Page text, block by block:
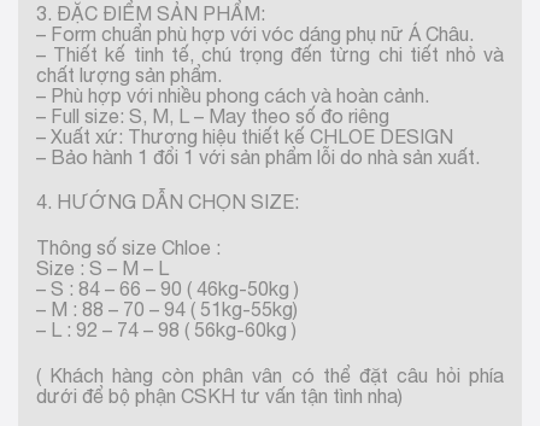
3. ĐẶC ĐIỂM SẢN PHẨM:
– Form chuẩn phù hợp với vóc dáng phụ nữ Á Châu.
– Thiết kế tinh tế, chú trọng đến từng chi tiết nhỏ và
chất lượng sản phẩm.
– Phù hợp với nhiều phong cách và hoàn cảnh.
– Full size: S, M, L – May theo số đo riêng
– Xuất xứ: Thương hiệu thiết kế CHLOE DESIGN
– Bảo hành 1 đổi 1 với sản phẩm lỗi do nhà sản xuất.
4. HƯỚNG DẪN CHỌN SIZE:
Thông số size Chloe :
Size : S – M – L
– S : 84 – 66 – 90 ( 46kg-50kg )
– M : 88 – 70 – 94 ( 51kg-55kg)
– L : 92 – 74 – 98 ( 56kg-60kg )
( Khách hàng còn phân vân có thể đặt câu hỏi phía
dưới để bộ phận CSKH tư vấn tận tình nha)